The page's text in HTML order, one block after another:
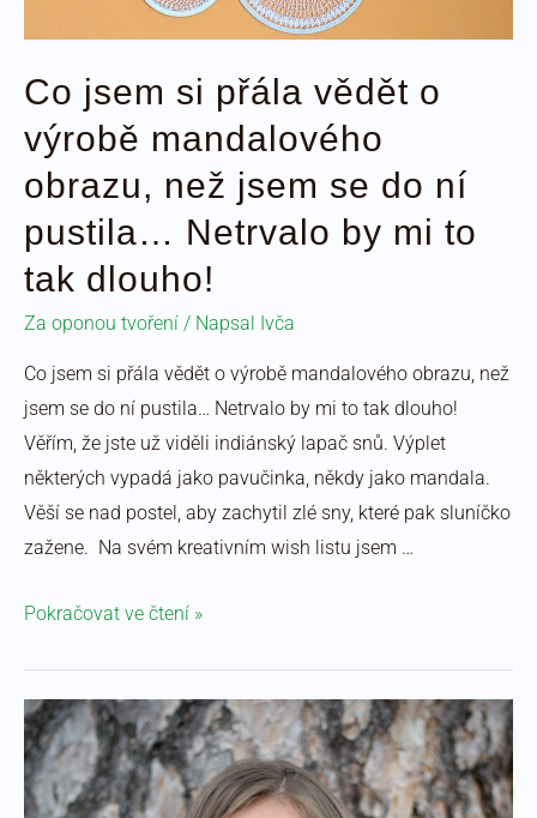
Co jsem si přála vědět o
výrobě mandalového
obrazu, než jsem se do ní
pustila… Netrvalo by mi to
tak dlouho!
Za oponou tvoření / Napsal Ivča
Co jsem si přála vědět o výrobě mandalového obrazu, než
jsem se do ní pustila… Netrvalo by mi to tak dlouho!
Věřím, že jste už viděli indiánský lapač snů. Výplet
některých vypadá jako pavučinka, někdy jako mandala.
Věší se nad postel, aby zachytil zlé sny, které pak sluníčko
zažene. Na svém kreativním wish listu jsem …
Pokračovat ve čtení »